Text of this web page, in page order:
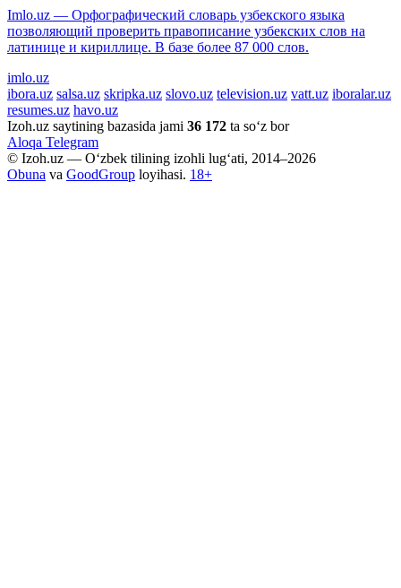
Imlo.uz — Орфографический словарь узбекского языка
позволяющий проверить правописание узбекских слов на
латинице и кириллице. В базе более 87 000 слов.
imlo.uz
ibora.uz salsa.uz skripka.uz slovo.uz television.uz vatt.uz iboralar.uz
resumes.uz havo.uz
Izoh.uz saytining bazasida jami 36 172 ta so‘z bor
Aloqa Telegram
© Izoh.uz — O‘zbek tilining izohli lug‘ati, 2014–2026
Obuna va GoodGroup loyihasi. 18+